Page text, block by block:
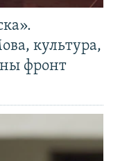
культура,
фронт